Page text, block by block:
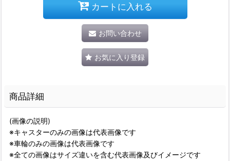
カートに入れる
お問い合わせ
お気に入り登録
商品詳細
(画像の説明)
※キャスターのみの画像は代表画像です
※車輪のみの画像は代表画像です
※全ての画像はサイズ違いを含む代表画像及びイメージです